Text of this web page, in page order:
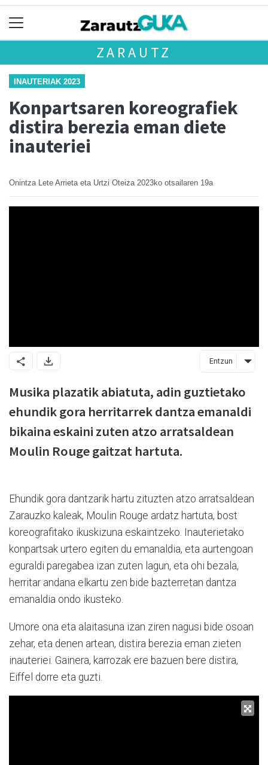
ZARAUTZ
INAUTERIAK 2023
Konpartsaren koreografiek
distira berezia eman diete
inauteriei
Onintza Lete Arrieta eta Urtzi Oteiza 2023ko otsailaren 19a
Entzun
Musika plazatik abiatuta, adin guztietako
ehundik gora herritarrek dantza emanaldi
bikaina eskaini zuten atzo arratsaldean
Moulin Rouge gaitzat hartuta.
Ehundik gora dantzarik hartu zituzten atzo arratsaldean
Zarauzko kaleak, Moulin Rouge ardatz hartuta, bost
koreografitako ikuskizuna eskaintzeko. Inauterietako
konpartsak urtero egiten du emanaldia, eta aurtengoan
eguraldi paregabea izan zuten lagun, eta ohi bezala,
herritar andana elkartu zen bide bazterretan dantza
emanaldia ondo ikusteko.
Umore ona eta alaitasuna izan ziren nagusi bide osoan
zehar, eta denen artean, distira berezia eman zieten
inauteriei. Gainera, karrozak ere bazuen bere distira,
Eiffel dorre eta guzti.